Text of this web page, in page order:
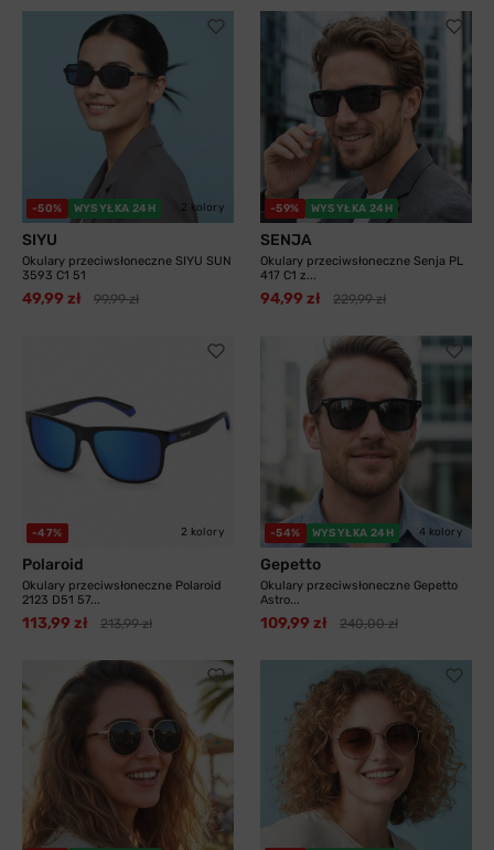
-50% WYSYŁKA 24H 2 kolory
SIYU
Okulary przeciwsłoneczne SIYU SUN
3593 C1 51
49,99 zł 99,99 zł
-59% WYSYŁKA 24H
SENJA
Okulary przeciwsłoneczne Senja PL
417 C1 z...
94,99 zł 229,99 zł
-47% 2 kolory
Polaroid
Okulary przeciwsłoneczne Polaroid
2123 D51 57...
113,99 zł 213,99 zł
-54% WYSYŁKA 24H 4 kolory
Gepetto
Okulary przeciwsłoneczne Gepetto
Astro...
109,99 zł 240,00 zł